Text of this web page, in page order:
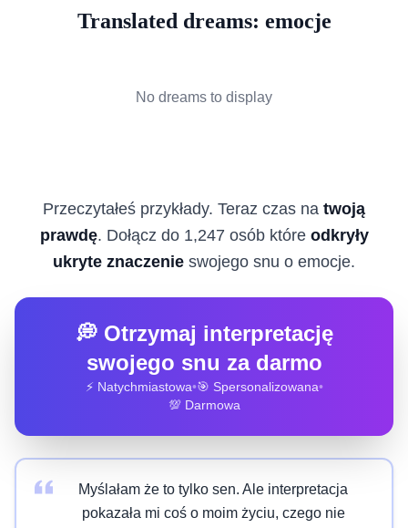
Translated dreams: emocje
No dreams to display
Przeczytałeś przykłady. Teraz czas na twoją
prawdę. Dołącz do 1,247 osób które odkryły
ukryte znaczenie swojego snu o emocje.
💭 Otrzymaj interpretację
swojego snu za darmo
⚡ Natychmiastowa•🎯 Spersonalizowana•
💯 Darmowa
Myślałam że to tylko sen. Ale interpretacja
pokazała mi coś o moim życiu, czego nie